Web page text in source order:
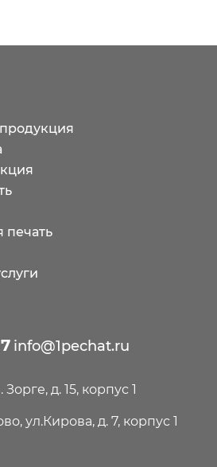
info@1pechat.ru
Зорге, д. 15, корпус 1
ул.Кирова, д. 7, корпус 1